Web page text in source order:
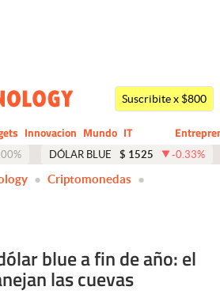
Suscribite x $800
Innovacion Mundo
CIO
IT
Business
% DÓLAR BLUE $ 1525 -0.33%
Criptomonedas
blue a fin de año: el
las cuevas